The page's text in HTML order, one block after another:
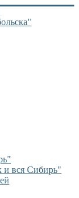
и вся Сибирь"